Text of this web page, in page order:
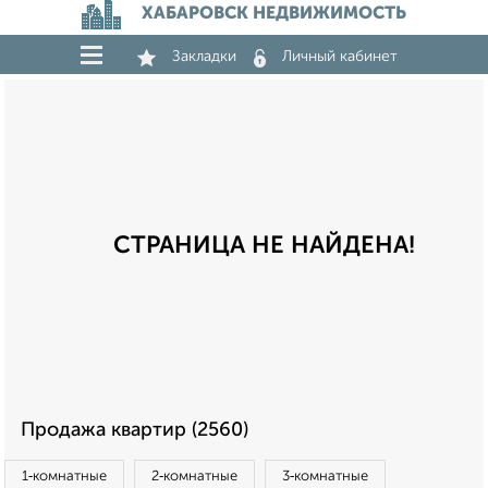
ХАБАРОВСК НЕДВИЖИМОСТЬ
Закладки Личный кабинет
СТРАНИЦА НЕ НАЙДЕНА!
Продажа квартир (2560)
1‑комнатные 2‑комнатные 3‑комнатные